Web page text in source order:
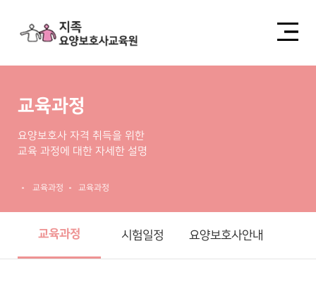
교육과정
요양보호사 자격 취득을 위한
교육 과정에 대한 자세한 설명
교육과정 교육과정
교육과정 시험일정 요양보호사안내